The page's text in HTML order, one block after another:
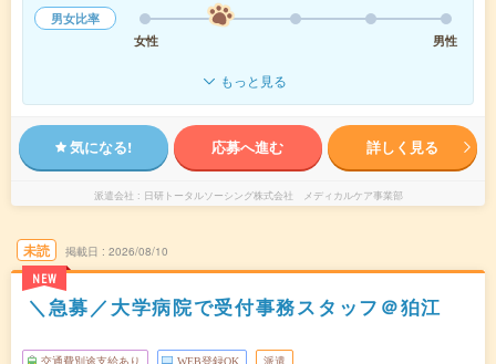
男女比率
女性
男性
もっと見る
気になる! 応募へ進む 詳しく見る
派遣会社 日研トータルソーシング株式会社 メディカルケア事業部
未読
NEW
掲載日 2026/08/10
＼急募／大学病院で受付事務スタッフ＠狛江
交通費別途支給あり WEB登録OK 派遣